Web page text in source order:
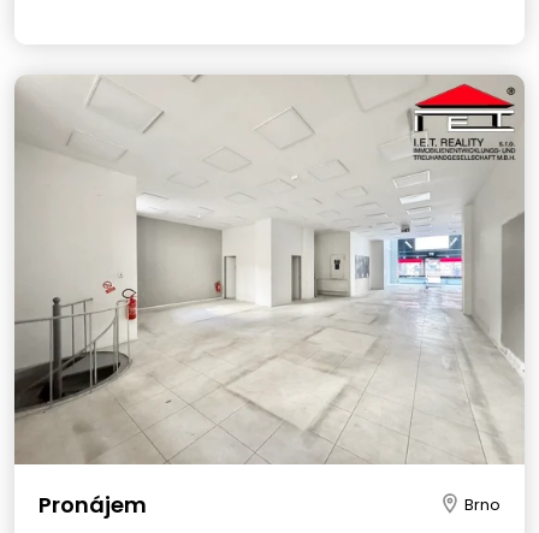
Pronájem Brno